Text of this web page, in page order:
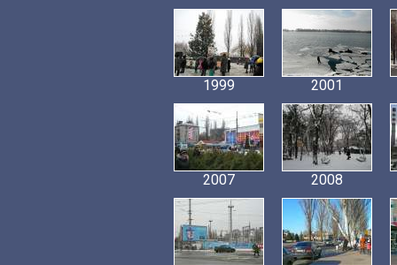
1999 2001
2007 2008